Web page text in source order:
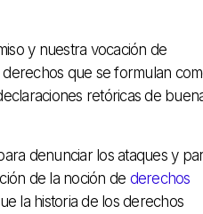
y nuestra vocación de
que se formulan
retóricas de
denunciar los ataques y
de la noción de derechos
la historia de los derechos